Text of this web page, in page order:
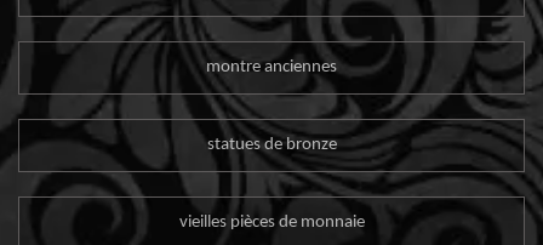
montre anciennes
statues de bronze
vieilles pièces de monnaie